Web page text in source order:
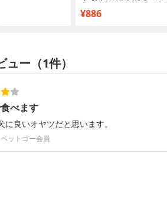
入り
¥886
ュー（1件）
べます
に良いオヤツだと思います。
ットゴー会員